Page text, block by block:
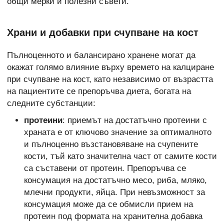
Храни и добавки при счупване на кост
Пълноценното и балансирано хранене могат да
окажат голямо влияние върху времето на калциране
при счупване на кост, като независимо от възрастта
на пациентите се препоръчва диета, богата на
следните субстанции:
протеини: приемът на достатъчно протеини с
храната е от ключово значение за оптималното
и пълноценно възстановяване на счупените
кости, тъй като значителна част от самите кости
са съставени от протеин. Препоръчва се
консумация на достатъчно месо, риба, мляко,
млечни продукти, яйца. При невъзможност за
консумация може да се обмисли прием на
протеин под формата на хранителна добавка